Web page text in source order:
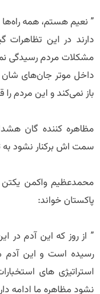
” نعیم هستم، همه
دارند در این تظاهرات
مشکلات مردم رسیدگی
داخل موتر جان‌های شان
باز نمی‌کند و این مردم
مظاهره کننده گان
سمت اش برکنار نشود
پاکستان خواند:
” از روز که این آدم در
رسیده است و این آدم
استراتیژی های
نشود مظاهره ما ادامه